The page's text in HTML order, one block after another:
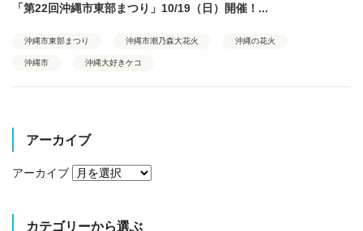
「第22回沖縄市東部まつり」10/19（日）開催！...
沖縄市東部まつり 沖縄市潮乃森大花火 沖縄の花火
沖縄市 沖縄大好きケコ
アーカイブ
アーカイブ
カテゴリーから選ぶ